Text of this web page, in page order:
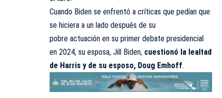
Cuando Biden se enfrentó a críticas que pedían que
se hiciera a un lado después de su
pobre actuación en su primer debate presidencial
en 2024, su esposa, Jill Biden, cuestionó la lealtad
de Harris y de su esposo, Doug Emhoff.